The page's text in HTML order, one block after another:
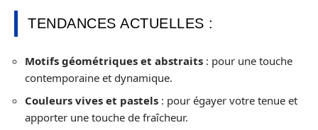
TENDANCES ACTUELLES :
Motifs géométriques et abstraits : pour une touche
contemporaine et dynamique.
Couleurs vives et pastels : pour égayer votre tenue et
apporter une touche de fraîcheur.